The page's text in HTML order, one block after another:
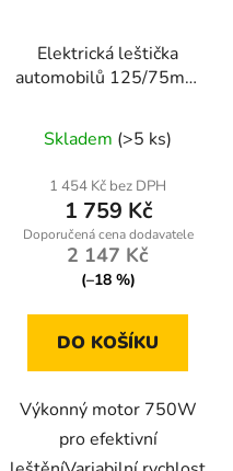
Elektrická leštička
automobilů 125/75mm
Skladem (>5 ks)
1 454 Kč bez DPH
1 759 Kč
2 147 Kč
(–18 %)
DO KOŠÍKU
Výkonný motor 750W
pro efektivní